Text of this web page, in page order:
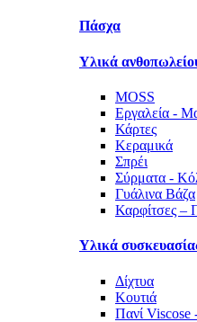
Πάσχα
Υλικά
MOSS
Εργαλεία -
Κάρτες
Κεραμικά
Σπρέι
Σύρματα -
Γυάλινα Βάζα
Καρφίτσες –
Υλικά
Δίχτυα
Κουτιά
Πανί Viscose